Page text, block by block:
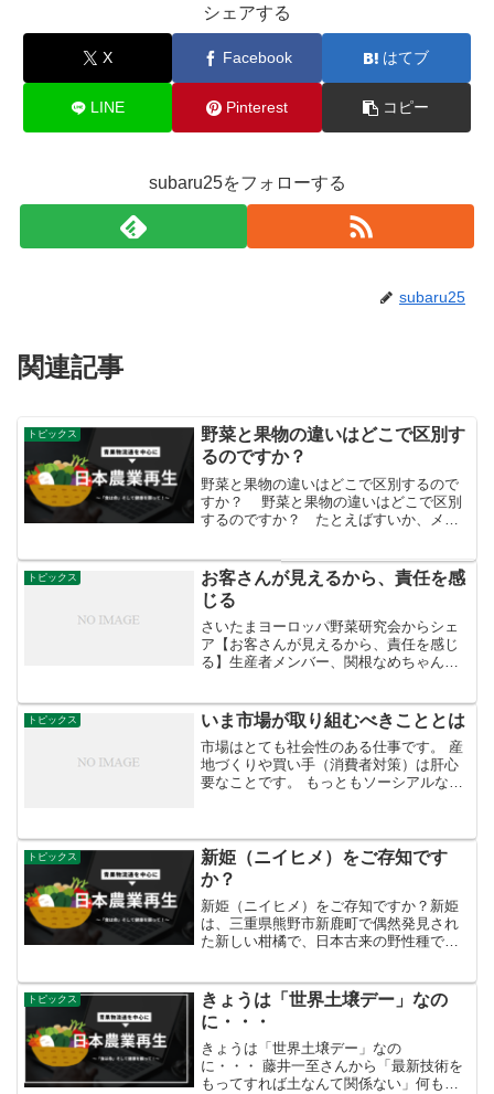
シェアする
X Facebook はてブ
LINE Pinterest コピー
subaru25をフォローする
subaru25
関連記事
トピックス
野菜と果物の違いはどこで区別す
るのですか？
野菜と果物の違いはどこで区別するので
すか？ 野菜と果物の違いはどこで区別
するのですか？ たとえばすいか、メロ
菜と果物（果実）の分類については、は
っきりした定義...
トピックス
お客さんが見えるから、責任を感
じる
さいたまヨーロッパ野菜研究会からシェ
ア【お客さんが見えるから、責任を感じ
る】生産者メンバー、関根なめちゃんの
っていました。市場に出す野菜って、出
荷がゴールなんですよ。決...
トピックス いま市場が取り組むべきこととは
市場はとても社会性のある仕事です。 産
地づくりや買い手（消費者対策）は肝心
要なことです。 もっともソーシアルな仕
トピックス
新姫（ニイヒメ）をご存知です
か？
新姫（ニイヒメ）をご存知ですか？新姫
は、三重県熊野市新鹿町で偶然発見され
た新しい柑橘で、日本古来の野性種では
平成９年に新しい香酸かんきつとして品
種登録されました。果実は...
トピックス
きょうは「世界土壌デー」なの
に・・・
きょうは「世界土壌デー」なの
に・・・ 藤井一至さんから「最新技術を
もってすれば土なんて関係ない」何も伝